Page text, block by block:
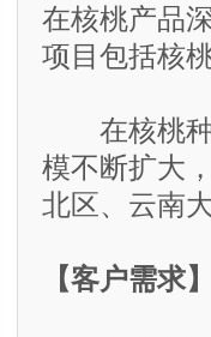
在核桃产品
项目包括核
在核桃种
模不断扩大
北区、云南
【客户需求】